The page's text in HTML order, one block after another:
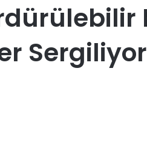
Sergiliyor